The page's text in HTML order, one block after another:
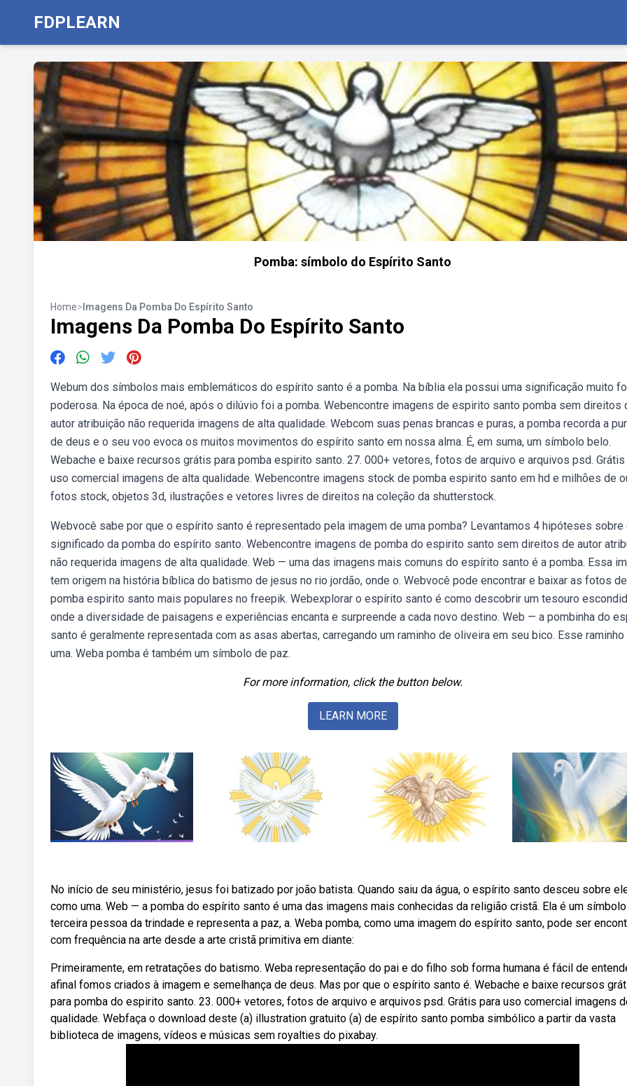
FDPLEARN
Pomba: símbolo do Espírito Santo
Home> Imagens Da Pomba Do Espírito Santo
Imagens Da Pomba Do Espírito Santo
Webum dos símbolos mais emblemáticos do espírito santo é a pomba. Na bíblia ela possui uma significação muito
poderosa. Na época de noé, após o dilúvio foi a pomba. Webencontre imagens de espirito santo pomba sem direitos
autor atribuição não requerida imagens de alta qualidade. Webcom suas penas brancas e puras, a pomba recorda a
de deus e o seu voo evoca os muitos movimentos do espírito santo em nossa alma. É, em suma, um símbolo belo.
Webache e baixe recursos grátis para pomba espirito santo. 27. 000+ vetores, fotos de arquivo e arquivos psd. Grátis
uso comercial imagens de alta qualidade. Webencontre imagens stock de pomba espirito santo em hd e milhões de
fotos stock, objetos 3d, ilustrações e vetores livres de direitos na coleção da shutterstock.
Webvocê sabe por que o espírito santo é representado pela imagem de uma pomba? Levantamos 4 hipóteses sobre
significado da pomba do espírito santo. Webencontre imagens de pomba do espirito santo sem direitos de autor
não requerida imagens de alta qualidade. Web — uma das imagens mais comuns do espírito santo é a pomba. Essa
tem origem na história bíblica do batismo de jesus no rio jordão, onde o. Webvocê pode encontrar e baixar as fotos de
pomba espirito santo mais populares no freepik. Webexplorar o espírito santo é como descobrir um tesouro
onde a diversidade de paisagens e experiências encanta e surpreende a cada novo destino. Web — a pombinha do
santo é geralmente representada com as asas abertas, carregando um raminho de oliveira em seu bico. Esse raminho
uma. Weba pomba é também um símbolo de paz.
For more information, click the button below.
LEARN MORE
No início de seu ministério, jesus foi batizado por joão batista. Quando saiu da água, o espírito santo desceu sobre
como uma. Web — a pomba do espírito santo é uma das imagens mais conhecidas da religião cristã. Ela é um
terceira pessoa da trindade e representa a paz, a. Weba pomba, como uma imagem do espírito santo, pode ser
com frequência na arte desde a arte cristã primitiva em diante:
Primeiramente, em retratações do batismo. Weba representação do pai e do filho sob forma humana é fácil de
afinal fomos criados à imagem e semelhança de deus. Mas por que o espírito santo é. Webache e baixe recursos
para pomba do espirito santo. 23. 000+ vetores, fotos de arquivo e arquivos psd. Grátis para uso comercial imagens
qualidade. Webfaça o download deste (a) illustration gratuito (a) de espírito santo pomba simbólico a partir da vasta
biblioteca de imagens, vídeos e músicas sem royalties do pixabay.